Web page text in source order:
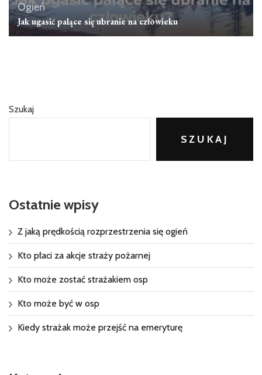
Ogień
Jak ugasić palące się ubranie na człowieku
Szukaj
SZUKAJ
Ostatnie wpisy
Z jaką prędkością rozprzestrzenia się ogień
Kto płaci za akcje straży pożarnej
Kto może zostać strażakiem osp
Kto może być w osp
Kiedy strażak może przejść na emeryturę